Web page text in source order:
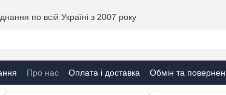
по всій Україні з 2007 року
Про нас Оплата і доставка Обмін та